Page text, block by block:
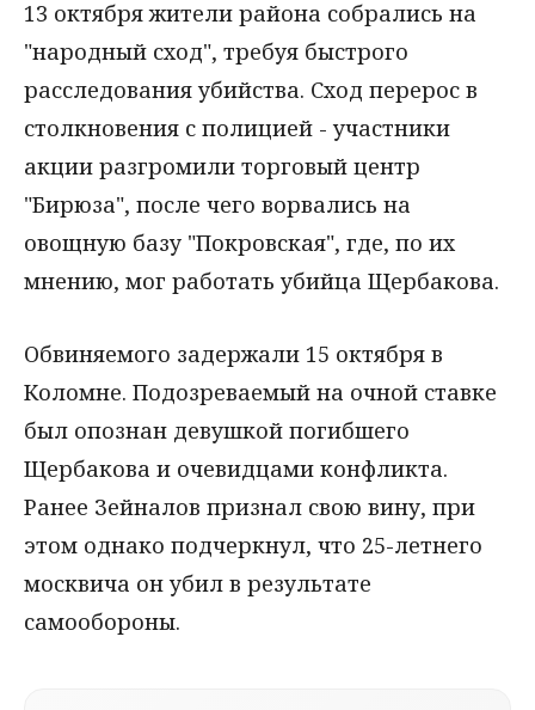
13 октября жители района собрались на
"народный сход", требуя быстрого
расследования убийства. Сход перерос в
столкновения с полицией - участники
акции разгромили торговый центр
"Бирюза", после чего ворвались на
овощную базу "Покровская", где, по их
мнению, мог работать убийца Щербакова.
Обвиняемого задержали 15 октября в
Коломне. Подозреваемый на очной ставке
был опознан девушкой погибшего
Щербакова и очевидцами конфликта.
Ранее Зейналов признал свою вину, при
этом однако подчеркнул, что 25-летнего
москвича он убил в результате
самообороны.